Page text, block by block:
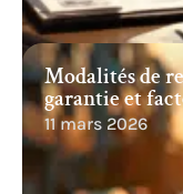
Modalités de
garantie et
11 mars 2026